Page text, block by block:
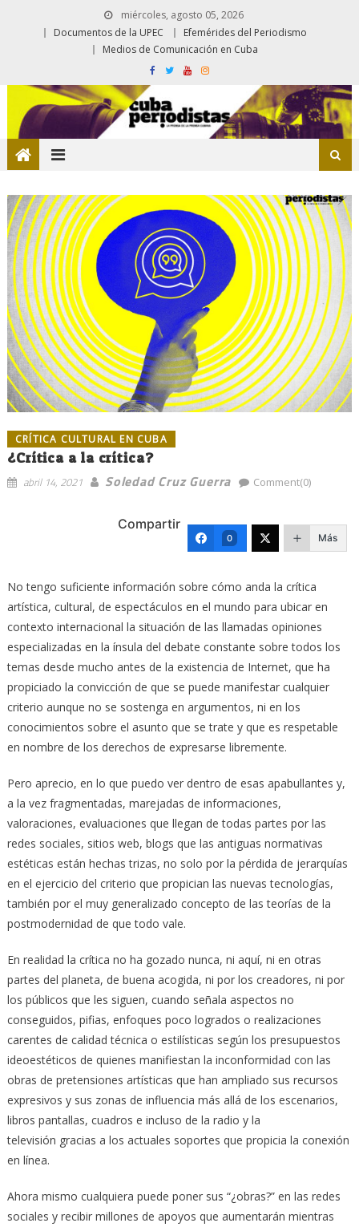
miércoles, agosto 05, 2026
Documentos de la UPEC
Efemérides del Periodismo
Medios de Comunicación en Cuba
CRÍTICA CULTURAL EN CUBA
¿Crítica a la crítica?
abril 14, 2021 Soledad Cruz Guerra Comment(0)
Compartir
0 Más
No tengo suficiente información sobre cómo anda la crítica
artística, cultural, de espectáculos en el mundo para ubicar en
contexto internacional la situación de las llamadas opiniones
especializadas en la ínsula del debate constante sobre todos los
temas desde mucho antes de la existencia de Internet, que ha
propiciado la convicción de que se puede manifestar cualquier
criterio aunque no se sostenga en argumentos, ni en los
conocimientos sobre el asunto que se trate y que es respetable
en nombre de los derechos de expresarse libremente.
Pero aprecio, en lo que puedo ver dentro de esas apabullantes y,
a la vez fragmentadas, marejadas de informaciones,
valoraciones, evaluaciones que llegan de todas partes por las
redes sociales, sitios web, blogs que las antiguas normativas
estéticas están hechas trizas, no solo por la pérdida de jerarquías
en el ejercicio del criterio que propician las nuevas tecnologías,
también por el muy generalizado concepto de las teorías de la
postmodernidad de que todo vale.
En realidad la crítica no ha gozado nunca, ni aquí, ni en otras
partes del planeta, de buena acogida, ni por los creadores, ni por
los públicos que les siguen, cuando señala aspectos no
conseguidos, pifias, enfoques poco logrados o realizaciones
carentes de calidad técnica o estilísticas según los presupuestos
ideoestéticos de quienes manifiestan la inconformidad con las
obras de pretensiones artísticas que han ampliado sus recursos
expresivos y sus zonas de influencia más allá de los escenarios,
libros pantallas, cuadros e incluso de la radio y la
televisión gracias a los actuales soportes que propicia la conexión
en línea.
Ahora mismo cualquiera puede poner sus “¿obras?” en las redes
sociales y recibir millones de apoyos que aumentarán mientras